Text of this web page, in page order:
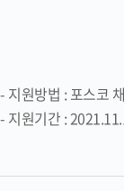
- 지원방법 : 포스코
- 지원기간 :